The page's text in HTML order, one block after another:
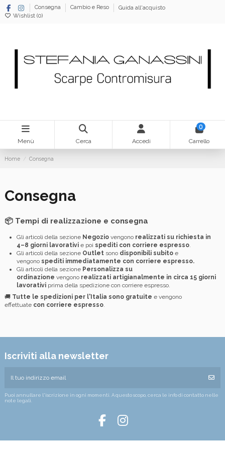
Consegna Cambio e Reso
Guida all'acquisto
Wishlist (0)
Menù Cerca Accedi
0
Carrello
Home Consegna
Consegna
📦 Tempi di realizzazione e consegna
Gli articoli della sezione Negozio vengono realizzati su richiesta in
4–8 giorni lavorativi e poi spediti con corriere espresso.
Gli articoli della sezione Outlet sono disponibili subito e
vengono spediti immediatamente con corriere espresso.
Gli articoli della sezione Personalizza su
ordinazione vengono realizzati artigianalmente in circa 15 giorni
lavorativi prima della spedizione con corriere espresso.
🚚 Tutte le spedizioni per l'Italia sono gratuite e vengono
effettuate con corriere espresso.
Iscriviti alla newsletter
Puoi annullare l'iscrizione in ogni momenti. A questo scopo, cerca le info di contatto nelle
note legali.